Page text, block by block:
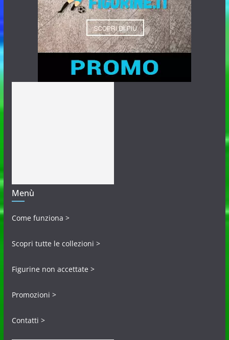
Menù
Come funziona >
Scopri tutte le collezioni >
Figurine non accettate >
Promozioni >
Contatti >